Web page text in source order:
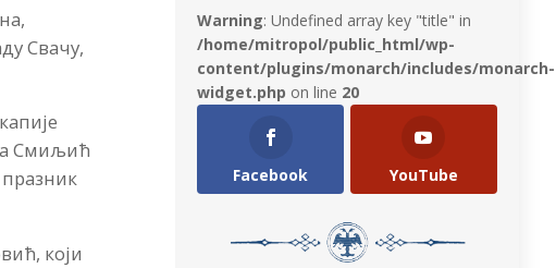
Свачу,
Смиљић
који
Warning: Undefined array key "title" in
/home/mitropol/public_html/wp-
content/plugins/monarch/includes/monarch-
widget.php on line 20
Facebook YouTube